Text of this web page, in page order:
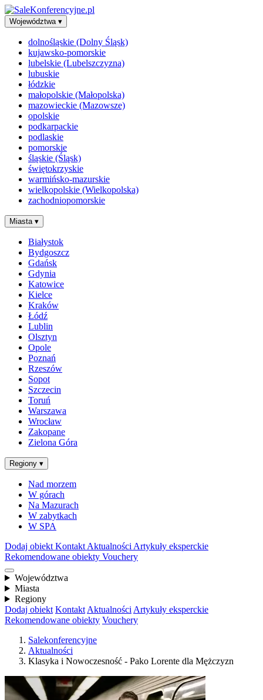
Województwa ▾
dolnośląskie (Dolny Śląsk)
kujawsko-pomorskie
lubelskie (Lubelszczyzna)
lubuskie
łódzkie
małopolskie (Małopolska)
mazowieckie (Mazowsze)
opolskie
podkarpackie
podlaskie
pomorskie
śląskie (Śląsk)
świętokrzyskie
warmińsko-mazurskie
wielkopolskie (Wielkopolska)
zachodniopomorskie
Miasta ▾
Białystok
Bydgoszcz
Gdańsk
Gdynia
Katowice
Kielce
Kraków
Łódź
Lublin
Olsztyn
Opole
Poznań
Rzeszów
Sopot
Szczecin
Toruń
Warszawa
Wrocław
Zakopane
Zielona Góra
Regiony ▾
Nad morzem
W górach
Na Mazurach
W zabytkach
W SPA
Dodaj obiekt Kontakt Aktualności Artykuły eksperckie
Rekomendowane obiekty Vouchery
Województwa
Miasta
Regiony
Dodaj obiekt Kontakt Aktualności Artykuły eksperckie
Rekomendowane obiekty Vouchery
Salekonferencyjne
Aktualności
Klasyka i Nowoczesność - Pako Lorente dla Mężczyzn